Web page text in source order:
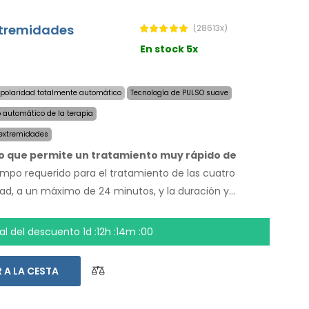
(28613x)
En stock 5x
totalmente automático
Tecnología de PULSO suave
automático de la terapia
que permite un tratamiento muy rápido de
requerido para el tratamiento de las cuatro
a un máximo de 24 minutos, y la duración y
Con el sistema automático no depende de
pies y axilas secos hoy. El precio del producto ya
y una garantía de devolución de dinero en
del descuento1d :12h :13m :59
A LA CESTA